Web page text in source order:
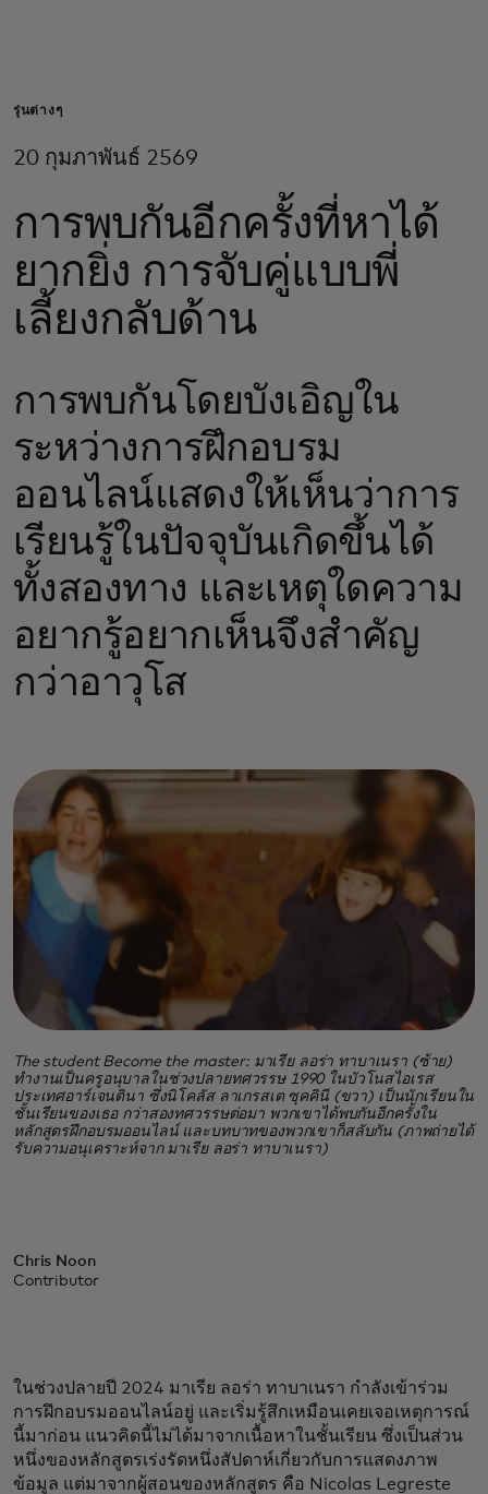
สำหรับธุรกิจ
เพื่อโลก
สำหรับผู้สร้างนวัตกรรม
ข่าวสารและแนวโน้ม
รุ่นต่างๆ
20 กุมภาพันธ์ 2569
การพบกันอีกครั้งที่หาได้
ยากยิ่ง การจับคู่แบบพี่
เลี้ยงกลับด้าน
การพบกันโดยบังเอิญใน
ระหว่างการฝึกอบรม
ออนไลน์แสดงให้เห็นว่าการ
เรียนรู้ในปัจจุบันเกิดขึ้นได้
ทั้งสองทาง และเหตุใดความ
อยากรู้อยากเห็นจึงสำคัญ
กว่าอาวุโส
The student Become the master: มาเรีย ลอร่า ทาบาเนรา (ซ้าย)
ทำงานเป็นครูอนุบาลในช่วงปลายทศวรรษ 1990 ในบัวโนสไอเรส
ประเทศอาร์เจนตินา ซึ่งนิโคลัส ลาเกรสเต ซุคคินี (ขวา) เป็นนักเรียนใน
ชั้นเรียนของเธอ กว่าสองทศวรรษต่อมา พวกเขาได้พบกันอีกครั้งใน
หลักสูตรฝึกอบรมออนไลน์ และบทบาทของพวกเขาก็สลับกัน (ภาพถ่ายได้
รับความอนุเคราะห์จาก มาเรีย ลอร่า ทาบาเนรา)
Chris Noon
Contributor
ในช่วงปลายปี 2024 มาเรีย ลอร่า ทาบาเนรา กำลังเข้าร่วม
การฝึกอบรมออนไลน์อยู่ และเริ่มรู้สึกเหมือนเคยเจอเหตุการณ์
นี้มาก่อน แนวคิดนี้ไม่ได้มาจากเนื้อหาในชั้นเรียน ซึ่งเป็นส่วน
หนึ่งของหลักสูตรเร่งรัดหนึ่งสัปดาห์เกี่ยวกับการแสดงภาพ
ข้อมูล แต่มาจากผู้สอนของหลักสูตร คือ Nicolas Legreste